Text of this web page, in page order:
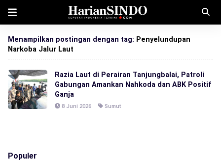
Menampilkan postingan dengan tag: Penyelundupan
Narkoba Jalur Laut
Razia Laut di Perairan Tanjungbalai, Patroli
Gabungan Amankan Nahkoda dan ABK Positif
Ganja
8 Juni 2026 Sumut
Populer